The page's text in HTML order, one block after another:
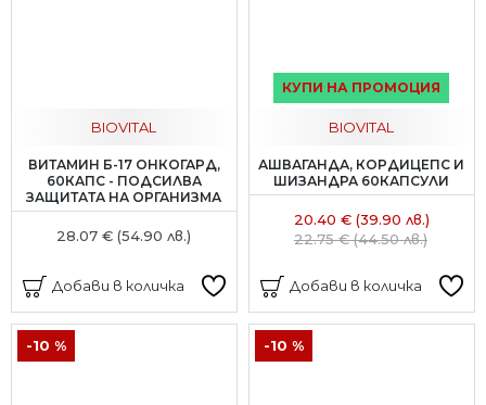
BIOVITAL
ВИТАМИН Б-17 ОНКОГАРД,
60КАПС - ПОДСИЛВА
ЗАЩИТАТА НА ОРГАНИЗМА
28.07 € (54.90 лв.)
Добави в количка
КУПИ НА ПРОМОЦИЯ
BIOVITAL
АШВАГАНДА, КОРДИЦЕПС И
ШИЗАНДРА 60КАПСУЛИ
20.40 € (39.90 лв.)
22.75 € (44.50 лв.)
Добави в количка
-10 % -10 %